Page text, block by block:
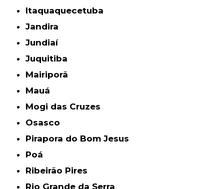
Itaquaquecetuba
Jandira
Jundiaí
Juquitiba
Mairiporã
Mauá
Mogi das Cruzes
Osasco
Pirapora do Bom Jesus
Poá
Ribeirão Pires
Rio Grande da Serra